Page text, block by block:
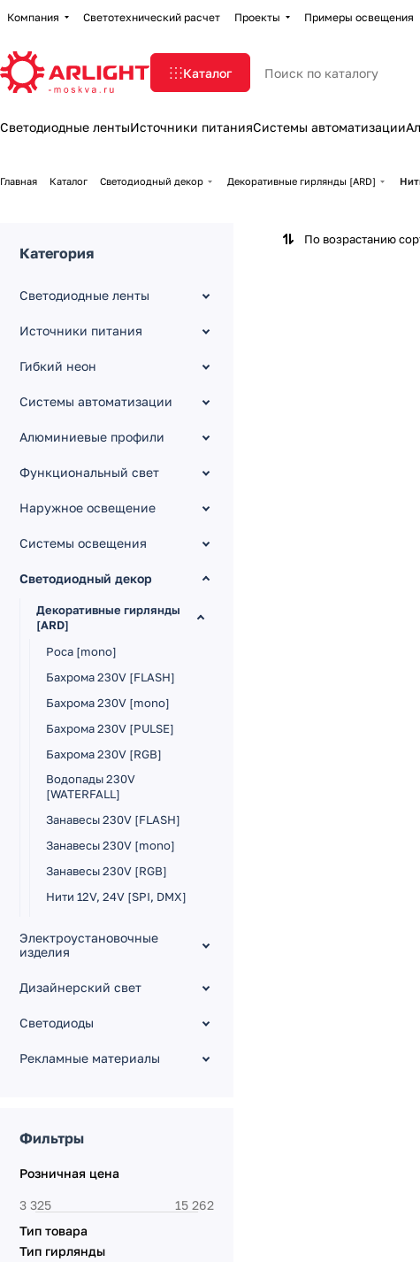
Компания Светотехнический расчет Проекты Примеры освещения
Каталог
Светодиодные лентыИсточники питанияСистемы автоматизации
Главная Каталог Светодиодный декор Декоративные гирлянды [ARD]
По возрастанию
Категория
Светодиодные ленты
Источники питания
Гибкий неон
Системы автоматизации
Алюминиевые профили
Функциональный свет
Наружное освещение
Системы освещения
Светодиодный декор
Декоративные гирлянды
[ARD]
Роса [mono]
Бахрома 230V [FLASH]
Бахрома 230V [mono]
Бахрома 230V [PULSE]
Бахрома 230V [RGB]
Водопады 230V
[WATERFALL]
Занавесы 230V [FLASH]
Занавесы 230V [mono]
Занавесы 230V [RGB]
Нити 12V, 24V [SPI, DMX]
Нити 230V [mono]
Сети 230V [RGB]
Тающие сосульки 230V
[RGB]
Шарики 230V [mono]
Аксессуары
Шарики 230V [RGB]
[ARD]
Модули светодиодные
Электроустановочные
изделия
Дизайнерский свет
Светодиоды
Рекламные материалы
Фильтры
Розничная цена
Тип товара
Тип гирлянды